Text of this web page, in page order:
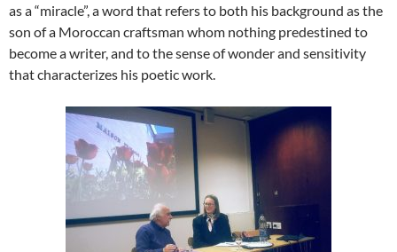
as a “miracle”, a word that refers to both his background as the
son of a Moroccan craftsman whom nothing predestined to
become a writer, and to the sense of wonder and sensitivity
that characterizes his poetic work.